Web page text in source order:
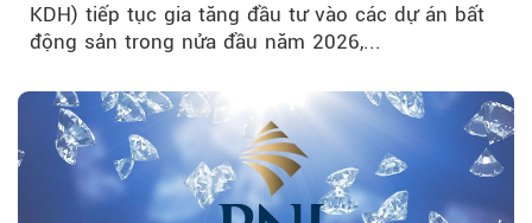
KDH) tiếp tục gia tăng đầu tư vào các dự án bất
động sản trong nửa đầu năm 2026,...